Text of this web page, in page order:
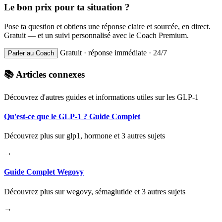
Le bon prix pour ta situation ?
Pose ta question et obtiens une réponse claire et sourcée, en direct.
Gratuit — et un suivi personnalisé avec le Coach Premium.
Parler au Coach Gratuit · réponse immédiate · 24/7
📚 Articles connexes
Découvrez d'autres guides et informations utiles sur les GLP-1
Qu'est-ce que le GLP-1 ? Guide Complet
Découvrez plus sur glp1, hormone et 3 autres sujets
→
Guide Complet Wegovy
Découvrez plus sur wegovy, sémaglutide et 3 autres sujets
→